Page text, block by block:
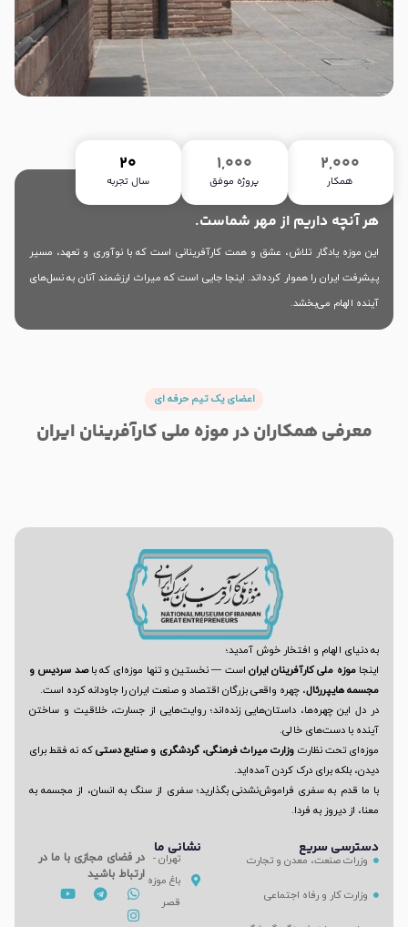
همکار
2,000
پروژه موفق
1,000
سال تجربه
20
هر آنچه داریم از مهر شماست.
این موزه یادگار تلاش، عشق و همت کارآفرینانی است که با نوآوری و تعهد، مسیر
پیشرفت ایران را هموار کرده‌اند. اینجا جایی است که میراث ارزشمند آنان به نسل‌های
آینده الهام می‌بخشد.
اعضای یک تیم حرفه ای
معرفی همکاران در موزه ملی کارآفرینان ایران
به دنیای الهام و افتخار خوش آمدید؛
اینجاموزه ملی کارآفرینان ایران است — نخستین و تنها موزه‌ای که باصد سردیس و
مجسمه‌ هایپررئال، چهره واقعی بزرگان اقتصاد و صنعت ایران را جاودانه کرده است.
در دل این چهره‌ها، داستان‌هایی زنده‌اند؛ روایت‌هایی از جسارت، خلاقیت و ساختن
آینده با دست‌های خالی.
موزه‌ای تحت نظارت وزارت میراث فرهنگی، گردشگری و صنایع دستیکه نه فقط برای
دیدن، بلکه برای درک کردن آمده‌اید.
با ما قدم به سفری فراموش‌نشدنی بگذارید؛ سفری از سنگ به انسان، از مجسمه به
معنا، از دیروز به فردا.
دسترسی سریع
وزرات صنعت، معدن و تجارت
وزارت کار و رفاه اجتماعی
نشانی ما
تهران -
باغ موزه
قصر
در فضای مجازی با ما در
ارتباط باشید